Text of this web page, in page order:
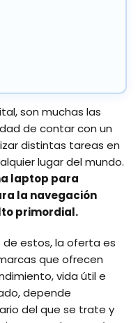
son muchas las
de contar con un
distintas tareas en
lugar del mundo.
laptop para
la navegación
primordial.
de estos, la oferta es
que ofrecen
vida útil e
depende
del que se trate y